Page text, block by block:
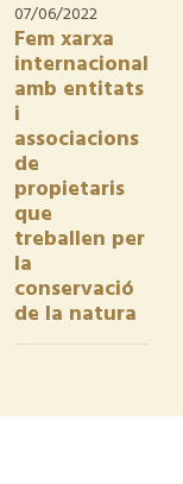
07/06/2022
Fem xarxa
internacional
amb entitats
i
associacions
de
propietaris
que
treballen per
la
conservació
de la natura